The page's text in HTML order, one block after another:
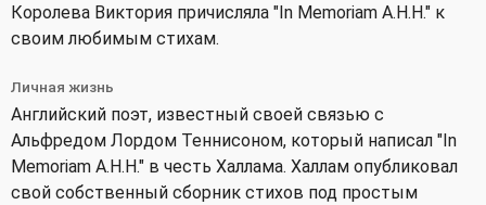
Королева Виктория причисляла "In Memoriam A.H.H." к
своим любимым стихам.
Личная жизнь
Английский поэт, известный своей связью с
Альфредом Лордом Теннисоном, который написал "In
Memoriam A.H.H." в честь Халлама. Халлам опубликовал
свой собственный сборник стихов под простым